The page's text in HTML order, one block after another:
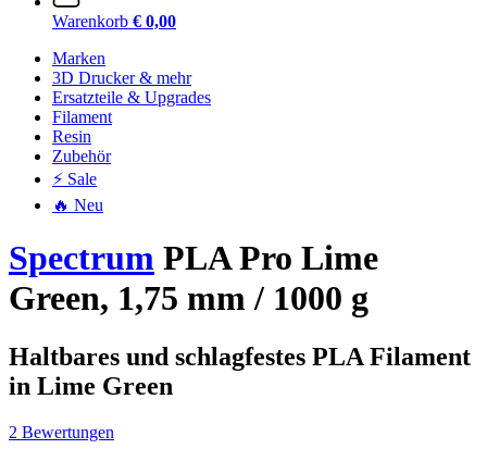
Warenkorb € 0,00
Marken
3D Drucker & mehr
Ersatzteile & Upgrades
Filament
Resin
Zubehör
⚡ Sale
🔥 Neu
Spectrum PLA Pro Lime
Green, 1,75 mm / 1000 g
Haltbares und schlagfestes PLA Filament
in Lime Green
2 Bewertungen